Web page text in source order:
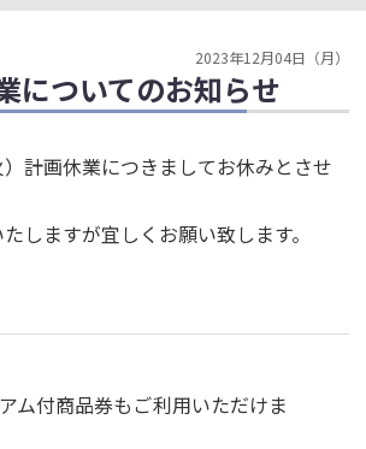
2023年12月04日（月）
についてのお知らせ
計画休業につきましてお休みとさせ
しますが宜しくお願い致します。
ム付商品券もご利用いただけま